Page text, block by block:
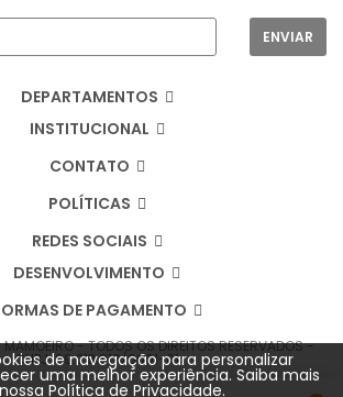
DEPARTAMENTOS
INSTITUCIONAL
CONTATO
POLÍTICAS
REDES SOCIAIS
DESENVOLVIMENTO
DE PAGAMENTO
- TODOS OS DIREITOS RESERVADOS -
CNPJ: 09.213.819/0001-01
de navegação para personalizar
uma melhor experiência. Saiba mais
Política de Privacidade.